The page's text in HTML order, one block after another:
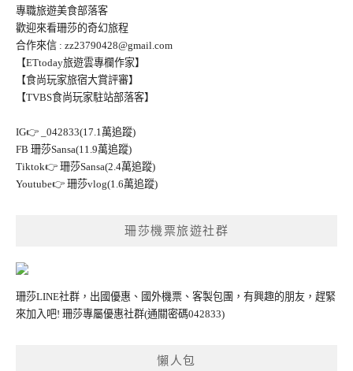
專職旅遊美食部落客
歡迎來看珊莎的奇幻旅程
合作來信 : zz23790428@gmail.com
【ETtoday旅遊雲專欄作家】
【食尚玩家旅宿大賞評審】
【TVBS食尚玩家駐站部落客】
IG👉
_042833(17.1萬追蹤)
FB 珊莎Sansa(11.9萬追蹤)
Tiktok👉 珊莎Sansa(2.4萬追蹤)
Youtube👉 珊莎vlog(1.6萬追蹤)
珊莎機票旅遊社群
珊莎LINE社群，出國優惠、國外機票、客製包團，有興趣的朋友，趕緊
來加入吧! 珊莎專屬優惠社群(通關密碼042833)
懶人包